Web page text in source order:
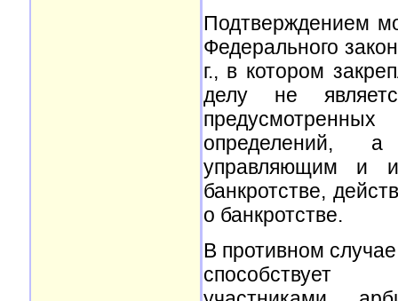
Подтверждением
Федерального
г., в котором
делу не
определений,
управляющим и
банкротстве,
о банкротстве.
В противном
способствует